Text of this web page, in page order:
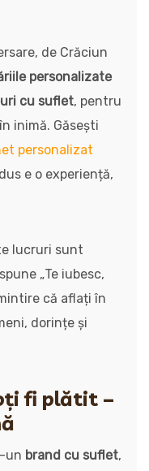
de Crăciun
personalizate
cu suflet, pentru
inimă. Găsești
personalizat
e o experiență,
lucruri sunt
„Te iubesc,
că aflați în
dorințe și
fi plătit –
un brand cu suflet,